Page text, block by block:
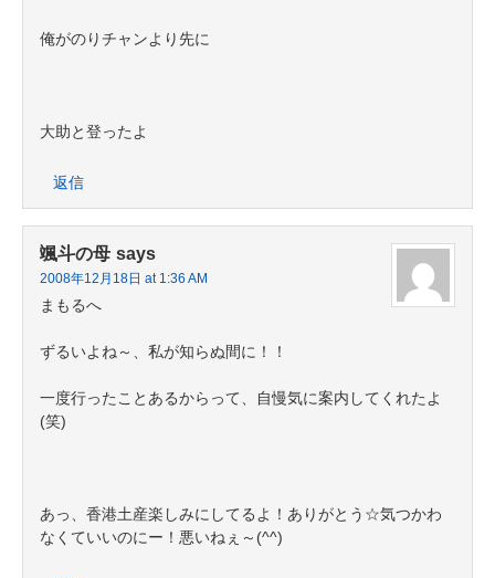
俺がのりチャンより先に
大助と登ったよ
返信
颯斗の母 says
2008年12月18日 at 1:36 AM
まもるへ
ずるいよね～、私が知らぬ間に！！
一度行ったことあるからって、自慢気に案内してくれたよ
(笑)
あっ、香港土産楽しみにしてるよ！ありがとう☆気つかわ
なくていいのにー！悪いねぇ～(^^)